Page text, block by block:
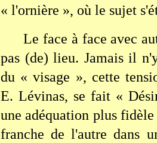
« l'ornière », où le sujet
Le face à face avec
pas (de) lieu. Jamais il
du « visage », cette
E. Lévinas, se fait «
une adéquation plus
franche de l'autre dans